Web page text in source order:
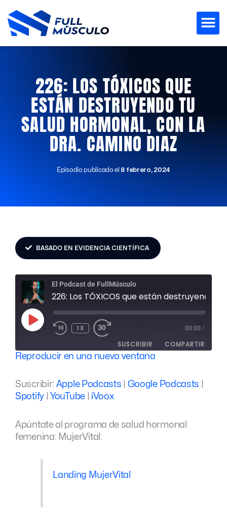
contenido
226: LOS TÓXICOS QUE
ESTÁN DESTRUYENDO TU
SALUD HORMONAL, CON LA
DRA. CAMINO DIAZ
Episodio publicado el 8 febrero, 2024
BASADO EN EVIDENCIA CIENTÍFICA
El Podcast de FullMúsculo
REPRODUCIR
EPISODIO
1X 00:00 /
SUSCRIBIR COMPARTIR
Spotify YouTube
iVoox
FEED RSS
ENLACE
Reproducir en una nueva ventana
Suscribir: Apple Podcasts Google Podcasts
Spotify| YouTube| iVoox
Apúntate al programa de salud hormonal
femenina: MujerVital:
Landing MujerVital